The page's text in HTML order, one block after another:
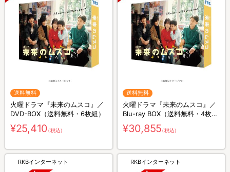
送料無料
火曜ドラマ『未来のムスコ』／
DVD-BOX（送料無料・6枚組）
¥25,410（税込）
送料無料
火曜ドラマ『未来のムスコ』／
Blu-ray BOX（送料無料・4枚
組）
¥30,855（税込）
RKBインターネット RKBインターネット